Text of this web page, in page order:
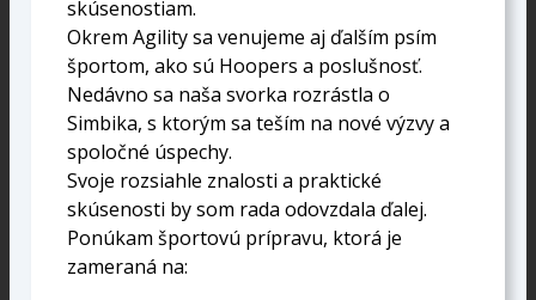
skúsenostiam.
Okrem Agility sa venujeme aj ďalším psím
športom, ako sú Hoopers a poslušnosť.
Nedávno sa naša svorka rozrástla o
Simbika, s ktorým sa teším na nové výzvy a
spoločné úspechy.
Svoje rozsiahle znalosti a praktické
skúsenosti by som rada odovzdala ďalej.
Ponúkam športovú prípravu, ktorá je
zameraná na: